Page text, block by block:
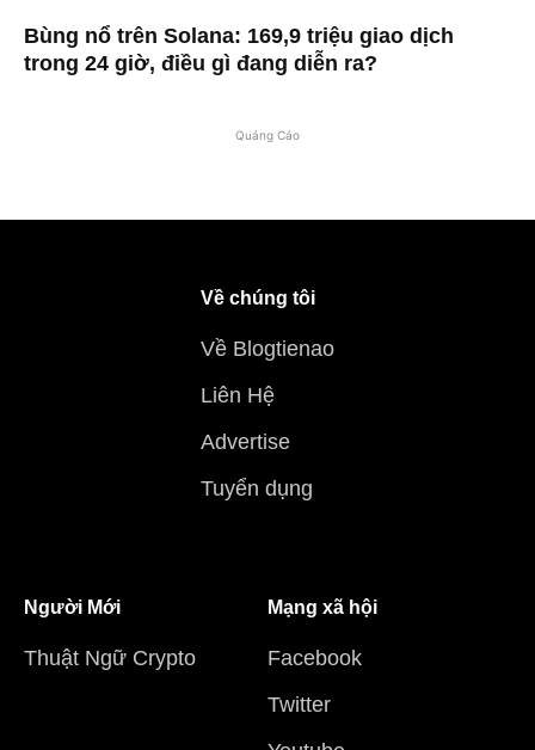
Bùng nổ trên Solana: 169,9 triệu giao dịch
trong 24 giờ, điều gì đang diễn ra?
Quảng Cáo
Về chúng tôi
Về Blogtienao
Liên Hệ
Advertise
Tuyển dụng
Người Mới
Thuật Ngữ Crypto
Mạng xã hội
Facebook
Twitter